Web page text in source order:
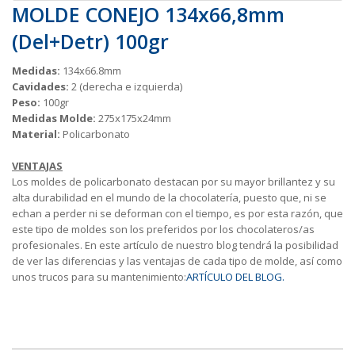
MOLDE CONEJO 134x66,8mm
(Del+Detr) 100gr
Medidas: 134x66.8mm
Cavidades: 2 (derecha e izquierda)
Peso: 100gr
Medidas Molde: 275x175x24mm
Material: Policarbonato
VENTAJAS
Los moldes de policarbonato destacan por su mayor brillantez y su
alta durabilidad en el mundo de la chocolatería, puesto que, ni se
echan a perder ni se deforman con el tiempo, es por esta razón, que
este tipo de moldes son los preferidos por los chocolateros/as
profesionales. En este artículo de nuestro blog tendrá la posibilidad
de ver las diferencias y las ventajas de cada tipo de molde, así como
unos trucos para su mantenimiento:ARTÍCULO DEL BLOG.